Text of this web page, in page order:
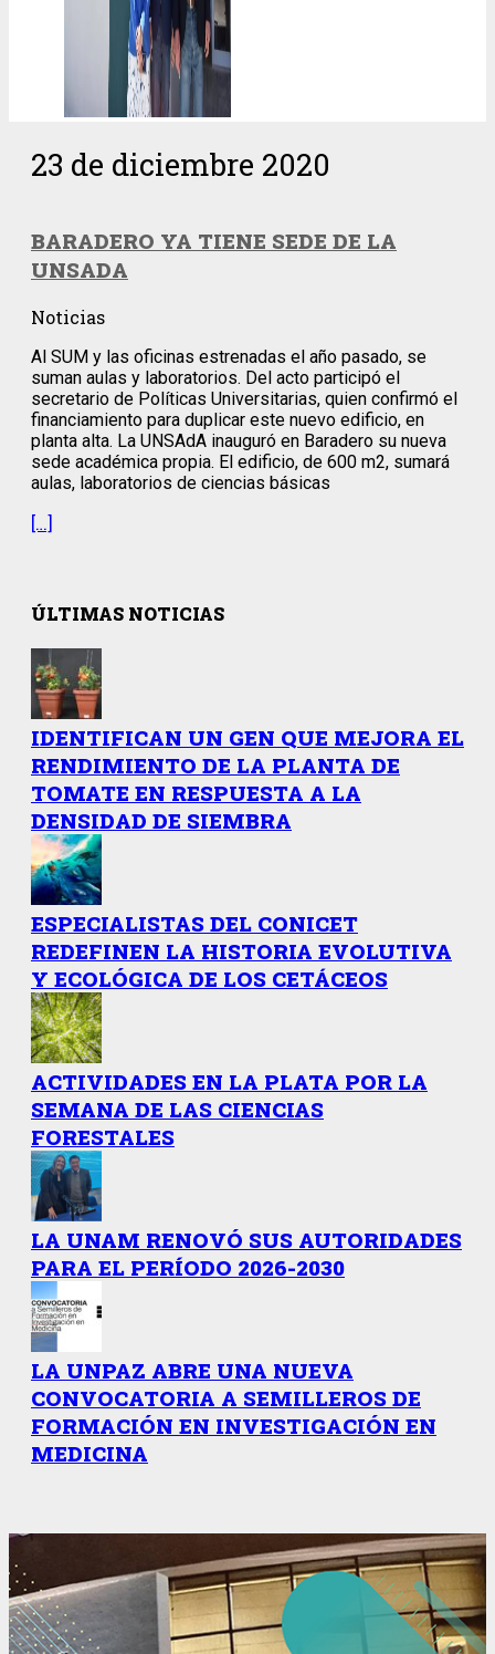
23 de diciembre 2020
BARADERO YA TIENE SEDE DE LA
UNSADA
Noticias
Al SUM y las oficinas estrenadas el año pasado, se
suman aulas y laboratorios. Del acto participó el
secretario de Políticas Universitarias, quien confirmó el
financiamiento para duplicar este nuevo edificio, en
planta alta. La UNSAdA inauguró en Baradero su nueva
sede académica propia. El edificio, de 600 m2, sumará
aulas, laboratorios de ciencias básicas
[…]
ÚLTIMAS NOTICIAS
IDENTIFICAN UN GEN QUE MEJORA EL
RENDIMIENTO DE LA PLANTA DE
TOMATE EN RESPUESTA A LA
DENSIDAD DE SIEMBRA
ESPECIALISTAS DEL CONICET
REDEFINEN LA HISTORIA EVOLUTIVA
Y ECOLÓGICA DE LOS CETÁCEOS
ACTIVIDADES EN LA PLATA POR LA
SEMANA DE LAS CIENCIAS
FORESTALES
LA UNAM RENOVÓ SUS AUTORIDADES
PARA EL PERÍODO 2026-2030
LA UNPAZ ABRE UNA NUEVA
CONVOCATORIA A SEMILLEROS DE
FORMACIÓN EN INVESTIGACIÓN EN
MEDICINA